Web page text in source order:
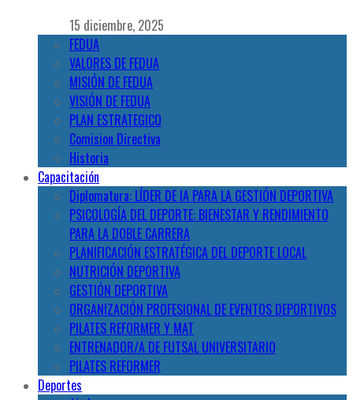
15 diciembre, 2025
FEDUA
VALORES DE FEDUA
MISIÓN DE FEDUA
VISIÓN DE FEDUA
PLAN ESTRATEGICO
Comision Directiva
Historia
Capacitación
Diplomatura: LÍDER DE IA PARA LA GESTIÓN DEPORTIVA
PSICOLOGÍA DEL DEPORTE: BIENESTAR Y RENDIMIENTO
PARA LA DOBLE CARRERA
PLANIFICACIÓN ESTRATÉGICA DEL DEPORTE LOCAL
NUTRICIÓN DEPORTIVA
GESTIÓN DEPORTIVA
ORGANIZACIÓN PROFESIONAL DE EVENTOS DEPORTIVOS
PILATES REFORMER Y MAT
ENTRENADOR/A DE FUTSAL UNIVERSITARIO
PILATES REFORMER
Deportes